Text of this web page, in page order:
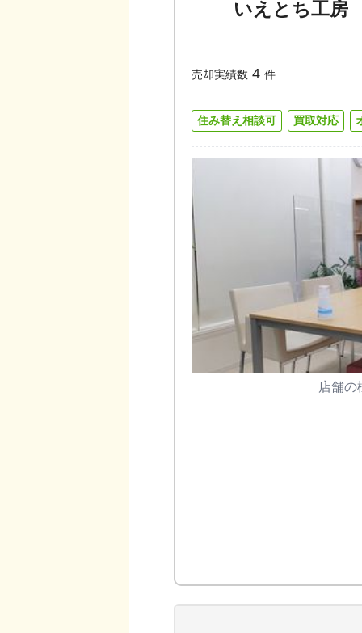
いえとち工房
売却実績数 4 件
住み替え相談可 買取対応
店舗の